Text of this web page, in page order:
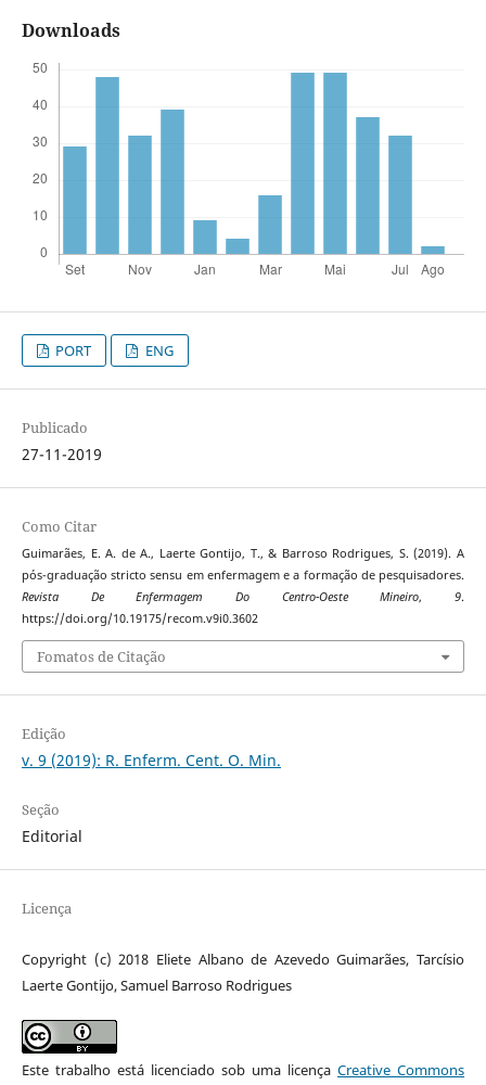
Downloads
PORT ENG
Publicado
27-11-2019
Como Citar
Guimarães, E. A. de A., Laerte Gontijo, T., & Barroso Rodrigues, S. (2019). A
pós-graduação stricto sensu em enfermagem e a formação de pesquisadores.
Revista De Enfermagem Do Centro-Oeste Mineiro, 9.
https://doi.org/10.19175/recom.v9i0.3602
Fomatos de Citação
Edição
v. 9 (2019): R. Enferm. Cent. O. Min.
Seção
Editorial
Licença
Copyright (c) 2018 Eliete Albano de Azevedo Guimarães, Tarcísio
Laerte Gontijo, Samuel Barroso Rodrigues
Este trabalho está licenciado sob uma licençaCreative Commons